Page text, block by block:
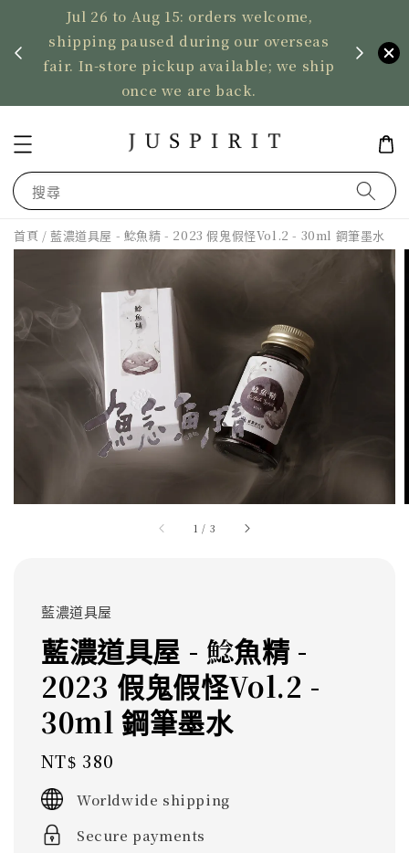
Jul 26 to Aug 15: orders welcome,
shipping paused during our overseas
fair. In-store pickup available; we ship
once we are back.
US
搜尋
首頁 / 藍濃道具屋 - 鯰魚精 - 2023 假鬼假怪Vol.2 - 30ml 鋼筆墨水
1 / 3
藍濃道具屋
藍濃道具屋 - 鯰魚精 -
2023 假鬼假怪Vol.2 -
30ml 鋼筆墨水
Regular
price
NT$ 380
Worldwide shipping
Secure payments